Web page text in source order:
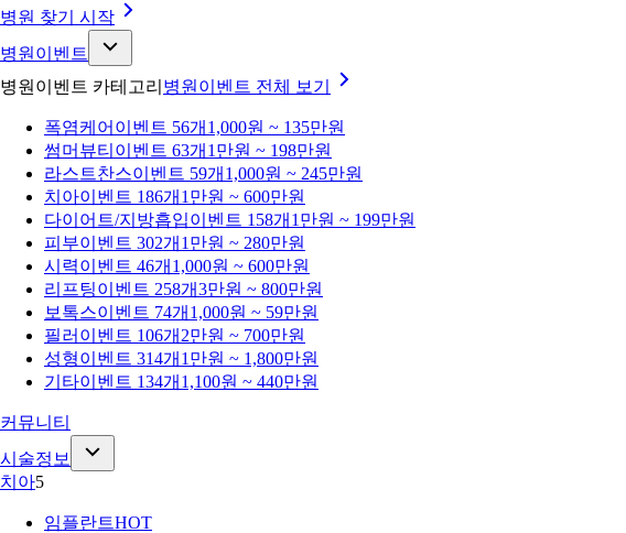
병원 찾기 시작
병원이벤트
병원이벤트 카테고리 병원이벤트 전체 보기
폭염케어 이벤트 56개 1,000원 ~ 135만원
썸머뷰티 이벤트 63개 1만원 ~ 198만원
라스트찬스이벤트 59개 1,000원 ~ 245만원
치아이벤트 186개 1만원 ~ 600만원
다이어트/지방흡입이벤트 158개 1만원 ~ 199만원
피부이벤트 302개 1만원 ~ 280만원
시력이벤트 46개 1,000원 ~ 600만원
리프팅이벤트 258개3만원 ~ 800만원
보톡스이벤트 74개 1,000원 ~ 59만원
필러 이벤트 106개 2만원 ~ 700만원
성형이벤트 314개 1만원 ~ 1,800만원
기타이벤트 134개 1,100원 ~ 440만원
커뮤니티
시술정보
치아5
임플란트HOT